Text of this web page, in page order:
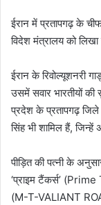
ईरान में प्रतापगढ़ के
विदेश मंत्रालय को
​ईरान के रिवोल्यूशनरी
उसमें सवार भारतीयों
प्रदेश के प्रतापगढ़
सिंह भी शामिल हैं, जिन्हें
पीड़ित की पत्नी के
‘प्राइम टैंकर्स’
(M-T-VALIANT